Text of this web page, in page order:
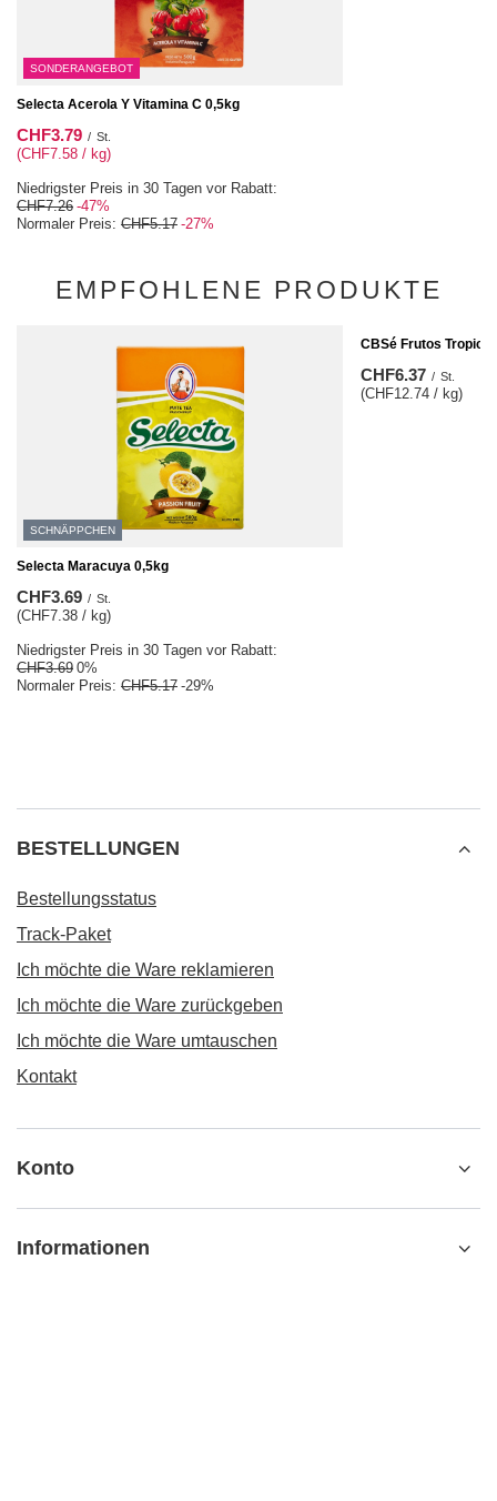
SONDERANGEBOT
Selecta Acerola Y Vitamina C 0,5kg
CHF3.79 / St.
(CHF7.58 / kg)
Niedrigster Preis in 30 Tagen vor Rabatt:
CHF7.26 -47%
Normaler Preis: CHF5.17 -27%
EMPFOHLENE PRODUKTE
SCHNÄPPCHEN
Selecta Maracuya 0,5kg
CHF3.69 / St.
(CHF7.38 / kg)
Niedrigster Preis in 30 Tagen vor Rabatt:
CHF3.69 0%
Normaler Preis: CHF5.17 -29%
CBSé Frutos
CHF6.37 / St.
(CHF12.74 / kg)
BESTELLUNGEN
Bestellungsstatus
Track-Paket
Ich möchte die Ware reklamieren
Ich möchte die Ware zurückgeben
Ich möchte die Ware umtauschen
Kontakt
Konto
Informationen